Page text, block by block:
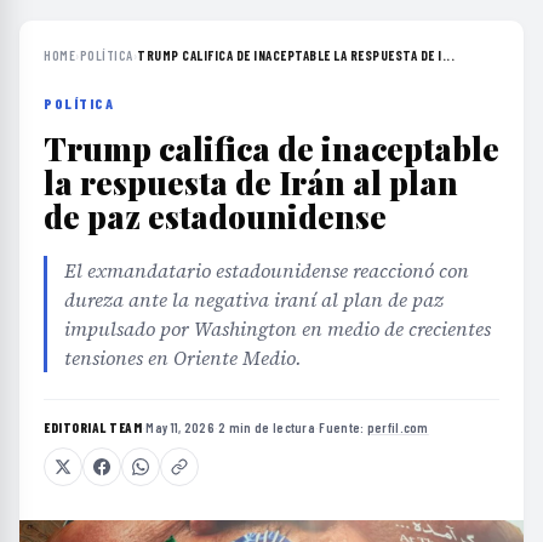
HOME›POLÍTICA›TRUMP CALIFICA DE INACEPTABLE LA RESPUESTA DE I...
POLÍTICA
Trump califica de inaceptable
la respuesta de Irán al plan
de paz estadounidense
El exmandatario estadounidense reaccionó con
dureza ante la negativa iraní al plan de paz
impulsado por Washington en medio de crecientes
tensiones en Oriente Medio.
EDITORIAL TEAM·May 11, 2026·2 min de lectura·Fuente: perfil.com